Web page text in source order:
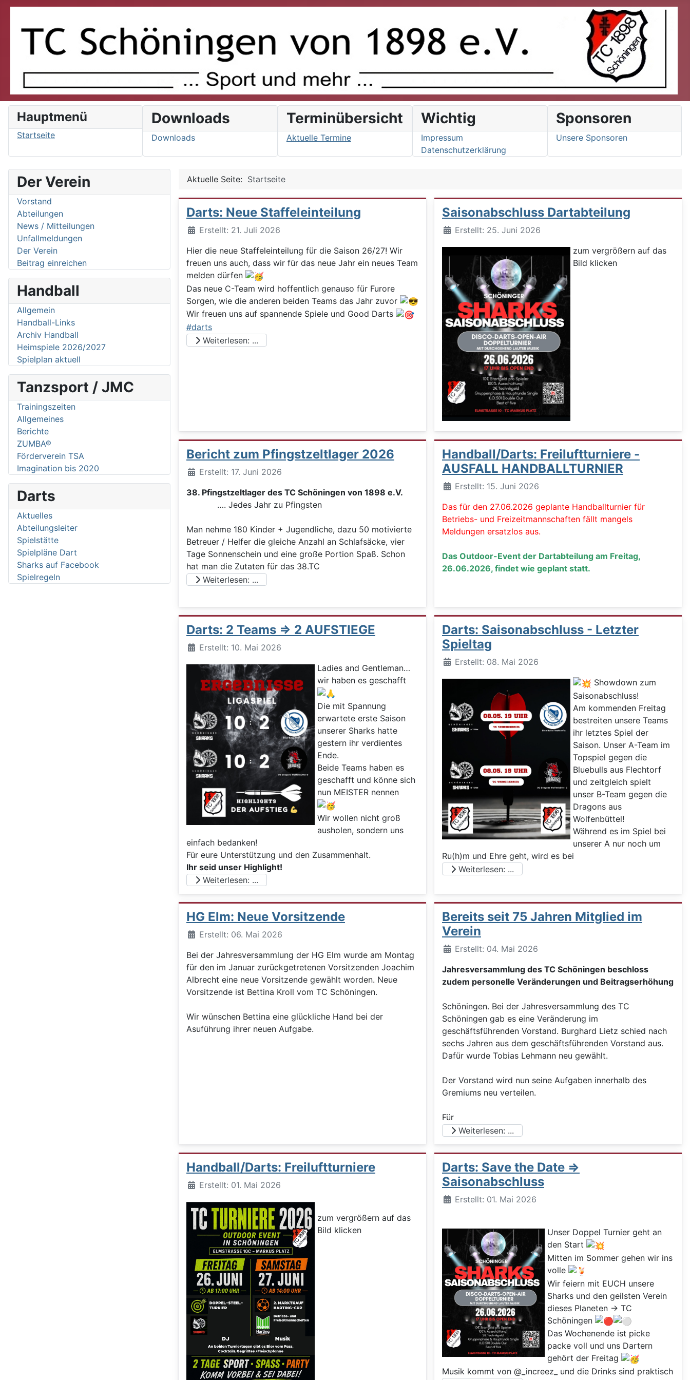
Hauptmenü
Startseite
Downloads
Downloads
Terminübersicht
Aktuelle Termine
Wichtig
Impressum
Datenschutzerklärung
Sponsoren
Unsere Sponsoren
Der Verein
Vorstand
Abteilungen
News / Mitteilungen
Unfallmeldungen
Der Verein
Beitrag einreichen
Handball
Allgemein
Handball-Links
Archiv Handball
Heimspiele 2026/2027
Spielplan aktuell
Tanzsport / JMC
Trainingszeiten
Allgemeines
Berichte
ZUMBA®
Förderverein TSA
Imagination bis 2020
Darts
Aktuelles
Abteilungsleiter
Spielstätte
Spielpläne Dart
Sharks auf Facebook
Spielregeln
Aktuelle Seite: Startseite
Darts: Neue Staffeleinteilung
DetailsErstellt: 21. Juli 2026
Hier die neue Staffeleinteilung für die Saison 26/27! Wir
freuen uns auch, dass wir für das neue Jahr ein neues Team
melden dürfen
Das neue C-Team wird hoffentlich genauso für Furore
Sorgen, wie die anderen beiden Teams das Jahr zuvor
Wir freuen uns auf spannende Spiele und Good Darts
#darts
Weiterlesen: ...
Saisonabschluss Dartabteilung
DetailsErstellt: 25. Juni 2026
zum vergrößern auf das
Bild klicken
Bericht zum Pfingstzeltlager 2026
DetailsErstellt: 17. Juni 2026
38. Pfingstzeltlager des TC Schöningen von 1898 e.V.
…. Jedes Jahr zu Pfingsten
Man nehme 180 Kinder + Jugendliche, dazu 50 motivierte
Betreuer / Helfer die gleiche Anzahl an Schlafsäcke, vier
Tage Sonnenschein und eine große Portion Spaß. Schon
hat man die Zutaten für das 38.TC
Weiterlesen: ...
Handball/Darts: Freiluftturniere -
AUSFALL HANDBALLTURNIER
DetailsErstellt: 15. Juni 2026
Das für den 27.06.2026 geplante Handballturnier für
Betriebs- und Freizeitmannschaften fällt mangels
Meldungen ersatzlos aus.
Das Outdoor-Event der Dartabteilung am Freitag,
26.06.2026, findet wie geplant statt.
Darts: 2 Teams => 2 AUFSTIEGE
DetailsErstellt: 10. Mai 2026
Ladies and Gentleman…
wir haben es geschafft
Die mit Spannung
erwartete erste Saison
unserer Sharks hatte
gestern ihr verdientes
Ende.
Beide Teams haben es
geschafft und könne sich
nun MEISTER nennen
Wir wollen nicht groß
ausholen, sondern uns
einfach bedanken!
Für eure Unterstützung und den Zusammenhalt.
Ihr seid unser Highlight!
Weiterlesen: ...
Darts: Saisonabschluss - Letzter
Spieltag
DetailsErstellt: 08. Mai 2026
Showdown zum
Saisonabschluss!
Am kommenden Freitag
bestreiten unsere Teams
ihr letztes Spiel der
Saison. Unser A-Team im
Topspiel gegen die
Bluebulls aus Flechtorf
und zeitgleich spielt
unser B-Team gegen die
Dragons aus
Wolfenbüttel!
Während es im Spiel bei
unserer A nur noch um
Ru(h)m und Ehre geht, wird es bei
Weiterlesen: ...
HG Elm: Neue Vorsitzende
DetailsErstellt: 06. Mai 2026
Bei der Jahresversammlung der HG Elm wurde am Montag
für den im Januar zurückgetretenen Vorsitzenden Joachim
Albrecht eine neue Vorsitzende gewählt worden. Neue
Vorsitzende ist Bettina Kroll vom TC Schöningen.
Wir wünschen Bettina eine glückliche Hand bei der
Asuführung ihrer neuen Aufgabe.
Bereits seit 75 Jahren Mitglied im
Verein
DetailsErstellt: 04. Mai 2026
Jahresversammlung des TC Schöningen beschloss
zudem personelle Veränderungen und Beitragserhöhung
Schöningen. Bei der Jahresversammlung des TC
Schöningen gab es eine Veränderung im
geschäftsführenden Vorstand. Burghard Lietz schied nach
sechs Jahren aus dem geschäftsführenden Vorstand aus.
Dafür wurde Tobias Lehmann neu gewählt.
Der Vorstand wird nun seine Aufgaben innerhalb des
Gremiums neu verteilen.
Für
Weiterlesen: ...
Handball/Darts: Freiluftturniere
DetailsErstellt: 01. Mai 2026
zum vergrößern auf das
Bild klicken
Darts: Save the Date =>
Saisonabschluss
DetailsErstellt: 01. Mai 2026
Unser Doppel Turnier geht an
den Start
Mitten im Sommer gehen wir ins
volle
Wir feiern mit EUCH unsere
Sharks und den geilsten Verein
dieses Planeten -> TC
Schöningen
Das Wochenende ist picke
packe voll und uns Dartern
gehört der Freitag
Musik kommt von @_increez_ und die Drinks sind praktisch